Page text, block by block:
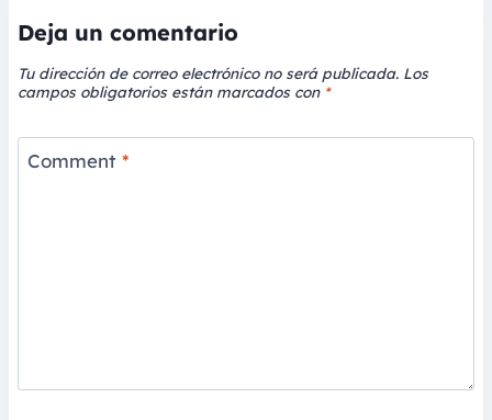
Deja un comentario
Tu dirección de correo electrónico no será publicada. Los
campos obligatorios están marcados con *
Comment *